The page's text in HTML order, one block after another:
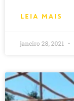
LEIA MAIS
janeiro 28, 2021